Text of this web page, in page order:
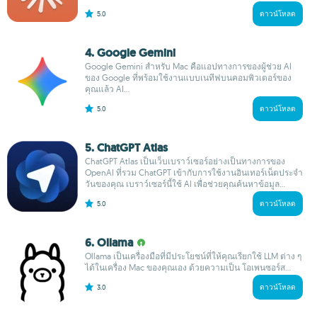
5.0 ดาวน์โหลด
4. Google Gemini
Google Gemini สำหรับ Mac คือแอปทางการของผู้ช่วย AI
ของ Google ที่พร้อมใช้งานแบบเนทีฟบนคอมพิวเตอร์ของ
คุณแล้ว AI...
5.0 ดาวน์โหลด
5. ChatGPT Atlas
ChatGPT Atlas เป็นเว็บเบราว์เซอร์อย่างเป็นทางการของ
OpenAI ที่รวม ChatGPT เข้ากับการใช้งานอินเทอร์เน็ตประจำ
วันของคุณ เบราว์เซอร์นี้ใช้ AI เพื่อช่วยคุณค้นหาข้อมูล...
5.0 ดาวน์โหลด
6. Ollama
Ollama เป็นเครื่องมือที่มีประโยชน์ที่ให้คุณเรียกใช้ LLM ต่าง ๆ
ได้ในเครื่อง Mac ของคุณเอง ด้วยความเป็น โอเพนซอร์ส...
3.0 ดาวน์โหลด